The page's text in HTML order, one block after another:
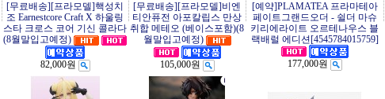
[무료배송][프라모델]핵성치
조 Earnestcore Craft X 하울링
스타 크로스 코어 기신 콜라다
(8월말입고예정)
82,000원
[무료배송][프라모델]비엔
티안퓨전 아포칼립스 만상
취합 메테오 (베이스포함)(8
월말입고예정)
105,000원
[예약]PLAMATEA 프라마테아
페이트그랜드오더 - 쉴더 마슈
키리에라이트 오르테나우스 블
랙배럴 에디션[4545784015759]
177,000원